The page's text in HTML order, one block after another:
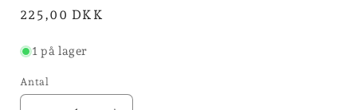
Normalpris
225,00 DKK
1 på lager
Antal